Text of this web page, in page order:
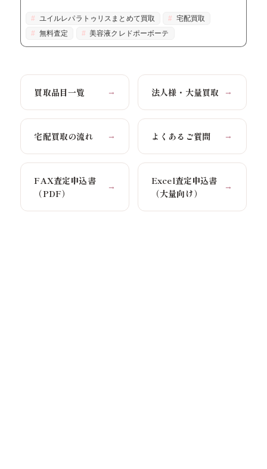
ユイルレパラトゥリスまとめて買取
宅配買取
無料査定
美容液クレドポーボーテ
買取品目一覧 → 法人様・大量買取 →
宅配買取の流れ → よくあるご質問 →
FAX査定申込書
（PDF）
→
Excel査定申込書
（大量向け）
→